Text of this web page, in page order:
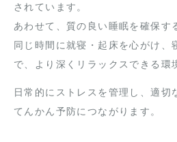
されています。
あわせて、質の良い睡眠を確保す
同じ時間に就寝・起床を心がけ、
で、より深くリラックスできる環
日常的にストレスを管理し、適切
てんかん予防につながります。